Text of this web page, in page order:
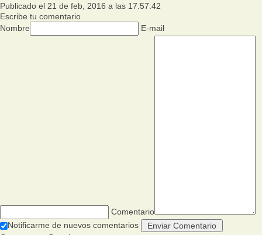
Publicado el 21 de feb, 2016 a las 17:57:42
Escribe tu comentario
Nombre
E-mail
Comentario
Notificarme de nuevos comentarios